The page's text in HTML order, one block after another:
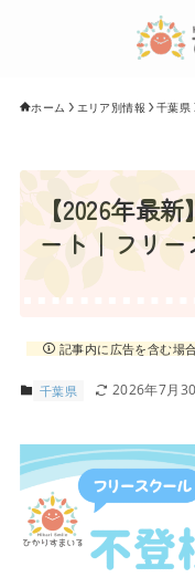
ホーム エリア別情報 千葉県
【2026年最
ート｜フリ
記事内に広告を含む場
千葉県 2026年7月